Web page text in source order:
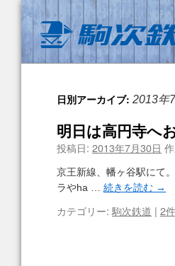
日別アーカイブ: 2013年
明日は高円寺へ
投稿日: 2013年7月30日
京王新線、幡ヶ谷駅にて
ラやha … 続きを読む →
カテゴリー: 駒次鉄道 | 2